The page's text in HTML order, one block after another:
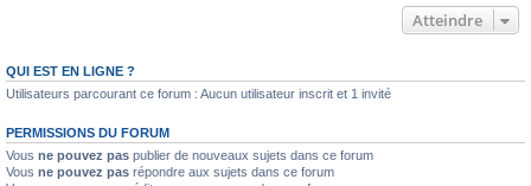
Atteindre
QUI EST EN LIGNE ?
Utilisateurs parcourant ce forum : Aucun utilisateur inscrit et 1 invité
PERMISSIONS DU FORUM
Vous ne pouvez pas publier de nouveaux sujets dans ce forum
Vous ne pouvez pas répondre aux sujets dans ce forum